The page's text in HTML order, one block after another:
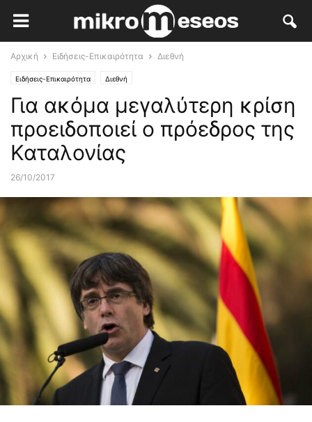
Αρχική Ειδήσεις-Επικαιρότητα Διεθνή
Ειδήσεις-Επικαιρότητα Διεθνή
Για ακόμα μεγαλύτερη κρίση
προειδοποιεί ο πρόεδρος της
Καταλονίας
26/10/2017